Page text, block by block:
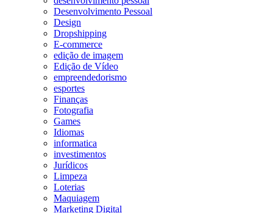
Desenvolvimento Pessoal
Design
Dropshipping
E-commerce
edição de imagem
Edição de Vídeo
empreendedorismo
esportes
Finanças
Fotografia
Games
Idiomas
informatica
investimentos
Jurídicos
Limpeza
Loterias
Maquiagem
Marketing Digital